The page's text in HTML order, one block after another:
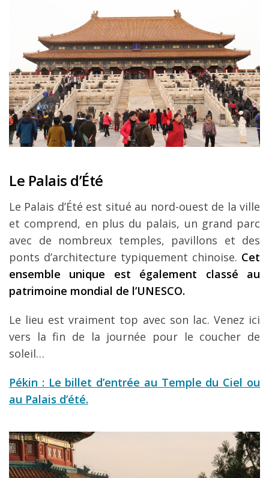
Le Palais d’Été
Le Palais d’Été est situé au nord-ouest de la ville
et comprend, en plus du palais, un grand parc
avec de nombreux temples, pavillons et des
ponts d’architecture typiquement chinoise. Cet
ensemble unique est également classé au
patrimoine mondial de l’UNESCO.
Le lieu est vraiment top avec son lac. Venez ici
vers la fin de la journée pour le coucher de
soleil…
Pékin : Le billet d’entrée au Temple du Ciel ou
au Palais d’été.